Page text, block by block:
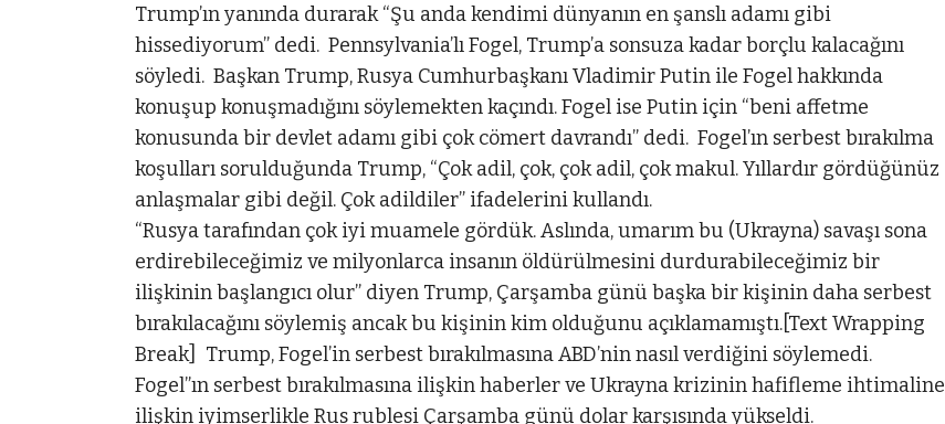
Trump’ın yanında durarak “Şu anda kendimi dünyanın en şanslı adamı gibi
hissediyorum” dedi. Pennsylvania’lı Fogel, Trump’a sonsuza kadar borçlu kalacağını
söyledi. Başkan Trump, Rusya Cumhurbaşkanı Vladimir Putin ile Fogel hakkında
konuşup konuşmadığını söylemekten kaçındı. Fogel ise Putin için “beni affetme
konusunda bir devlet adamı gibi çok cömert davrandı” dedi. Fogel’ın serbest bırakılma
koşulları sorulduğunda Trump, “Çok adil, çok, çok adil, çok makul. Yıllardır gördüğünüz
anlaşmalar gibi değil. Çok adildiler” ifadelerini kullandı.
“Rusya tarafından çok iyi muamele gördük. Aslında, umarım bu (Ukrayna) savaşı sona
erdirebileceğimiz ve milyonlarca insanın öldürülmesini durdurabileceğimiz bir
ilişkinin başlangıcı olur” diyen Trump, Çarşamba günü başka bir kişinin daha serbest
bırakılacağını söylemiş ancak bu kişinin kim olduğunu açıklamamıştı.[Text Wrapping
Break] Trump, Fogel’in serbest bırakılmasına ABD’nin nasıl verdiğini söylemedi.
Fogel”ın serbest bırakılmasına ilişkin haberler ve Ukrayna krizinin hafifleme ihtimaline
ilişkin iyimserlikle Rus rublesi Çarşamba günü dolar karşısında yükseldi.